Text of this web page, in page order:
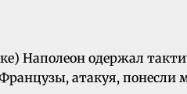
Наполеон одержал
атакуя,